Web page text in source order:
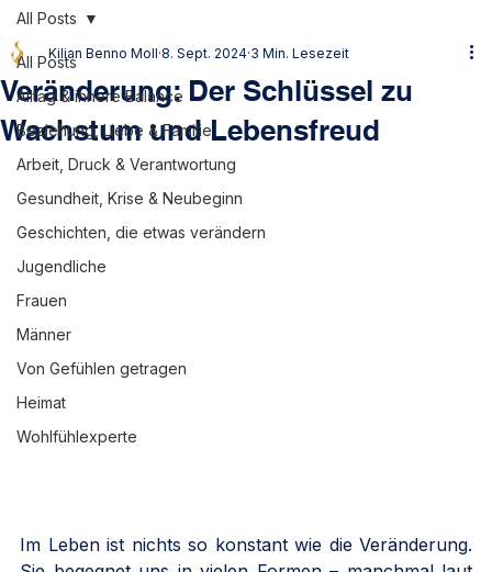
All Posts
Alltag & innere Balance
Beziehung, Liebe & Familie
Arbeit, Druck & Verantwortung
Gesundheit, Krise & Neubeginn
Geschichten, die etwas verändern
Jugendliche
Frauen
Männer
Von Gefühlen getragen
Heimat
Wohlfühlexperte
All Posts
Veränderung: Der Schlüssel zu
Wachstum und Lebensfreud
Kilian Benno Moll 8. Sept. 2024 3 Min. Lesezeit
Im Leben ist nichts so konstant wie die Veränderung.